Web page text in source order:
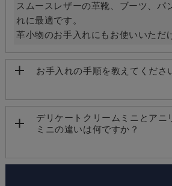
スムースレザーの革靴、ブーツ、パ
れに最適です。
革小物のお手入れにもお使いいただ
お手入れの手順を教えてくださ
デリケートクリームミニとアニ
ミニの違いは何ですか？